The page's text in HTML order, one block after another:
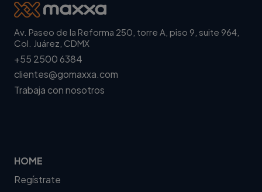
Av. Paseo de la Reforma 250, torre A, piso 9, suite 964,
Col. Juárez, CDMX
+55 2500 6384
clientes@gomaxxa.com
Trabaja con nosotros
HOME
Regístrate